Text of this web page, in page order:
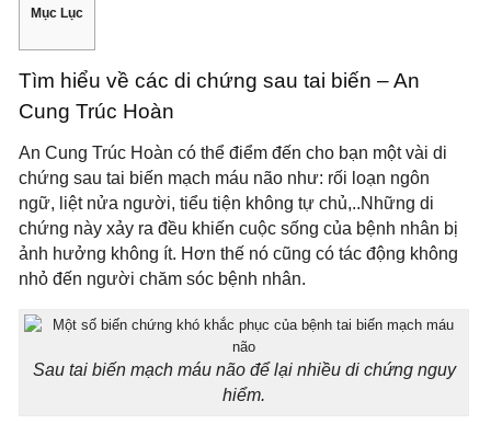
Mục Lục
Tìm hiểu về các di chứng sau tai biến – An
Cung Trúc Hoàn
An Cung Trúc Hoàn có thể điểm đến cho bạn một vài di
chứng sau tai biến mạch máu não như: rối loạn ngôn
ngữ, liệt nửa người, tiểu tiện không tự chủ,..Những di
chứng này xảy ra đều khiến cuộc sống của bệnh nhân bị
ảnh hưởng không ít. Hơn thế nó cũng có tác động không
nhỏ đến người chăm sóc bệnh nhân.
Sau tai biến mạch máu não để lại nhiều di chứng nguy
hiểm.